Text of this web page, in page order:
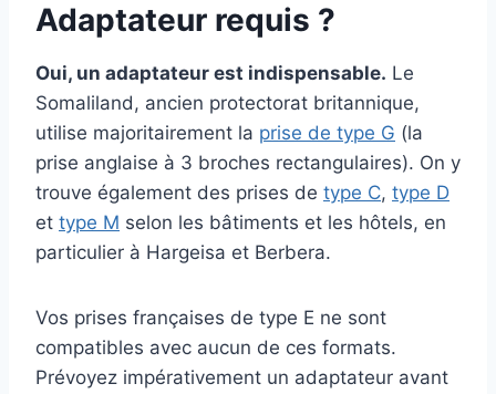
Adaptateur requis ?
Oui, un adaptateur est indispensable. Le
Somaliland, ancien protectorat britannique,
utilise majoritairement la prise de type G (la
prise anglaise à 3 broches rectangulaires). On y
trouve également des prises de type C, type D
et type M selon les bâtiments et les hôtels, en
particulier à Hargeisa et Berbera.
Vos prises françaises de type E ne sont
compatibles avec aucun de ces formats.
Prévoyez impérativement un adaptateur avant